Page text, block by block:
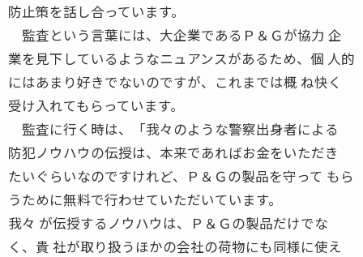
防止策を話し合っています。
監査という言葉には、大企業であるＰ＆Ｇが協力 企
業を見下しているようなニュアンスがあるため、個 人的
にはあまり好きでないのですが、これまでは概 ね快く
受け入れてもらっています。
監査に行く時は、「我々のような警察出身者による
防犯ノウハウの伝授は、本来であればお金をいただき
たいぐらいなのですけれど、Ｐ＆Ｇの製品を守って もら
うために無料で行わせていただいています。
我々 が伝授するノウハウは、Ｐ＆Ｇの製品だけでな
く、貴 社が取り扱うほかの会社の荷物にも同様に使え